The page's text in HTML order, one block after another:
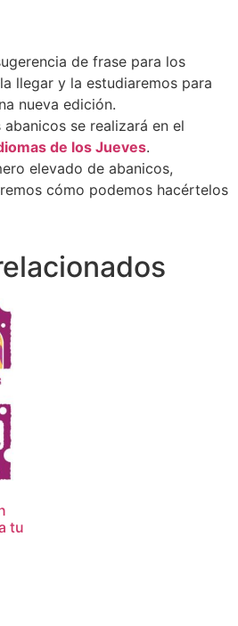
de frase para los
llegar y la estudiaremos para
nueva edición.
se realizará en el
de los Jueves.
elevado de abanicos,
cómo podemos hacértelos
tu